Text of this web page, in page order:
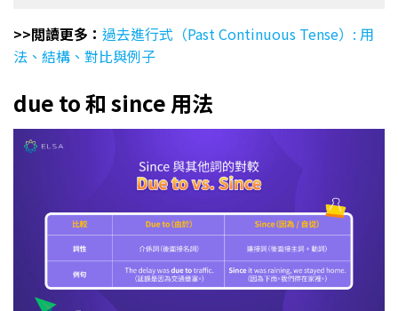
>>閲讀更多： 過去進行式（Past Continuous Tense）: 用
法、結構、對比與例子
due to 和 since 用法